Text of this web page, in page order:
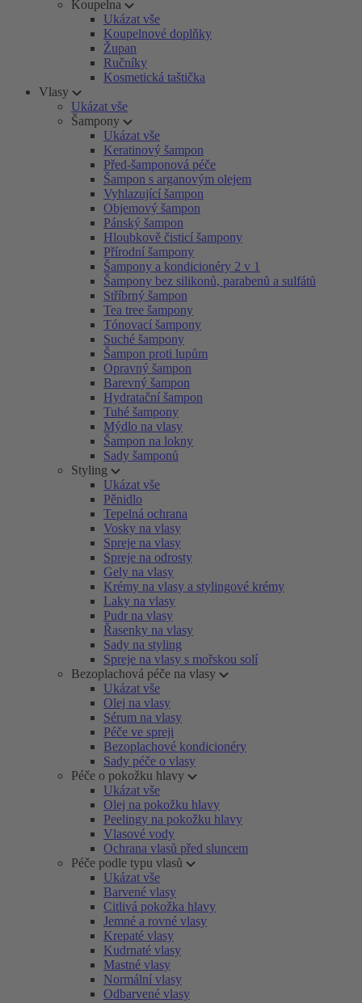
Koupelna
Ukázat vše
Koupelnové doplňky
Župan
Ručníky
Kosmetická taštička
Vlasy
Ukázat vše
Šampony
Ukázat vše
Keratinový šampon
Před-šamponová péče
Šampon s arganovým olejem
Vyhlazující šampon
Objemový šampon
Pánský šampon
Hloubkově čisticí šampony
Přírodní šampony
Šampony a kondicionéry 2 v 1
Šampony bez silikonů, parabenů a sulfátů
Stříbrný šampon
Tea tree šampony
Tónovací šampony
Suché šampony
Šampon proti lupům
Opravný šampon
Barevný šampon
Hydratační šampon
Tuhé šampony
Mýdlo na vlasy
Šampon na lokny
Sady šamponů
Styling
Ukázat vše
Pěnidlo
Tepelná ochrana
Vosky na vlasy
Spreje na vlasy
Spreje na odrosty
Gely na vlasy
Krémy na vlasy a stylingové krémy
Laky na vlasy
Pudr na vlasy
Řasenky na vlasy
Sady na styling
Spreje na vlasy s mořskou solí
Bezoplachová péče na vlasy
Ukázat vše
Olej na vlasy
Sérum na vlasy
Péče ve spreji
Bezoplachové kondicionéry
Sady péče o vlasy
Péče o pokožku hlavy
Ukázat vše
Olej na pokožku hlavy
Peelingy na pokožku hlavy
Vlasové vody
Ochrana vlasů před sluncem
Péče podle typu vlasů
Ukázat vše
Barvené vlasy
Citlivá pokožka hlavy
Jemné a rovné vlasy
Krepaté vlasy
Kudrnaté vlasy
Mastné vlasy
Normální vlasy
Odbarvené vlasy